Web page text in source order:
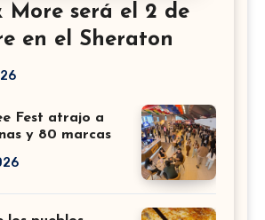
More será el 2 de
en el Sheraton
Fest atrajo a
y 80 marcas